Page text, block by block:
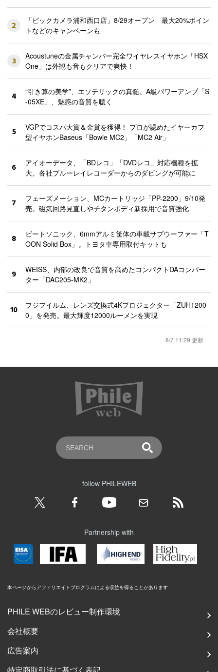
2
「ビックカメラ浦和西口店」8/29オープン 最大20%ポイン
トなどのキャンペーンも
3
Acoustuneの金属チャンバー完全ワイヤレスイヤホン「HSX
One」は外観も音もクリアで爽快！
4
“引き算の美学”、エソテリックの真髄。A級パワーアンプ「S
-05XE」、魅惑の音質を聴く
5
VGPでコスパ大賞＆金賞を獲得！ プロが認めたイヤーカフ
型イヤホンBaseus「Bowie MC2」「MC2 Air」
6
アイオーデータ、「BDレコ」「DVDレコ」対応機種を拡
大。各社ブルーレイレコーダーからのダビングが可能に
7
フェーズメーション、MCカートリッジ「PP-2200」9/10発
売。磁気回路見直しやチタンボディ新採用で音質強化
8
ビートソニック、6mmアルミ筐体の車載サブウーファー「T
OON Solid Box」。トヨタ車専用取付キットも
9
WEISS、内部の改良で音質を高めたコンパクトDAコンバー
ター「DAC205-MK2」
10
フジフイルム、レンズ交換式4Kプロジェクター「ZUH1200
0」を発売。最大輝度12000ルーメンを実現
8/7 11:29 更新
follow PHILEWEB
Partnership with
本ページからアフィリエイトプログラムによる収益を得ることがあります
PHILE WEBのレビュー制作環境
会社概要
広告案内